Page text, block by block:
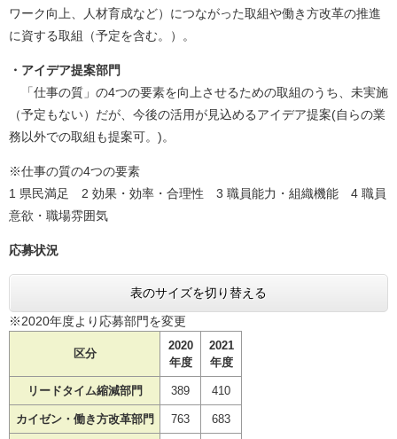
ワーク向上、人材育成など）につながった取組や働き方改革の推進
に資する取組（予定を含む。）。
・アイデア提案部門
「仕事の質」の4つの要素を向上させるための取組のうち、未実施
（予定もない）だが、今後の活用が見込めるアイデア提案(自らの業
務以外での取組も提案可。)。
※仕事の質の4つの要素
1 県民満足 2 効果・効率・合理性 3 職員能力・組織機能 4 職員
意欲・職場雰囲気
応募状況
表のサイズを切り替える
※2020年度より応募部門を変更
区分
2020
年度
2021
年度
リードタイム縮減部門 389 410
カイゼン・ 働き方改革部門 763 683